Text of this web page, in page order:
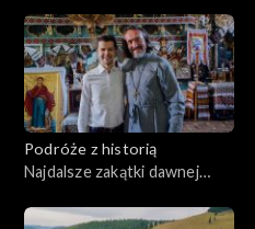
Podróże z historią
Najdalsze zakątki dawnej